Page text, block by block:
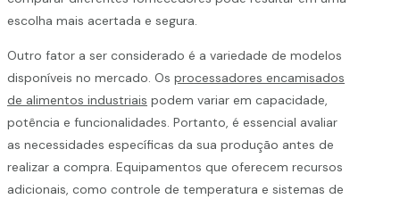
escolha mais acertada e segura.
Outro fator a ser considerado é a variedade de modelos
disponíveis no mercado. Os processadores encamisados
de alimentos industriais podem variar em capacidade,
potência e funcionalidades. Portanto, é essencial avaliar
as necessidades específicas da sua produção antes de
realizar a compra. Equipamentos que oferecem recursos
adicionais, como controle de temperatura e sistemas de